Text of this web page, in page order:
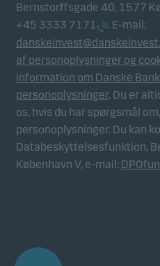
Bernstorffsgade 40, 1577
+45 3333 7171
. E-mail:
af personoplysninger og
information om Danske
personoplysninger. Du er
os, hvis du har spørgsmål
personoplysninger. Du kan
Databeskyttelsesfunktion,
København V, e-mail: